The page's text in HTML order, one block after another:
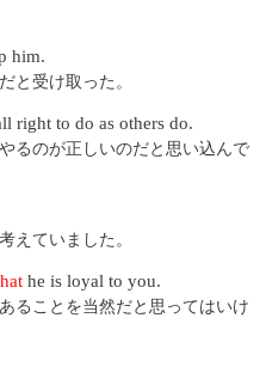
him.
と受け取った。
right to do as others do.
るのが正しいのだと思い込んで
えていました。
he is loyal to you.
ることを当然だと思ってはいけ